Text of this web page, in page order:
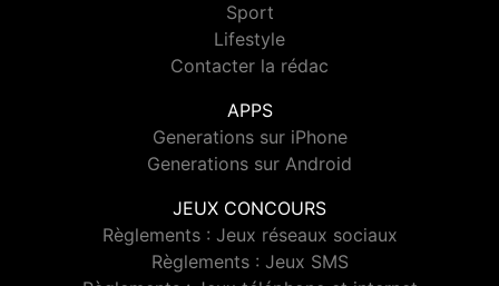
Sport
Lifestyle
Contacter la rédac
APPS
Generations sur iPhone
Generations sur Android
JEUX CONCOURS
Règlements : Jeux réseaux sociaux
Règlements : Jeux SMS